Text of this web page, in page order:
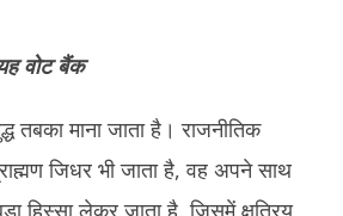
वोट बैंक
तबका माना जाता है। राजनीतिक
जिधर भी जाता है, वह अपने साथ
हिस्सा लेकर जाता है, जिसमें क्षत्रिय